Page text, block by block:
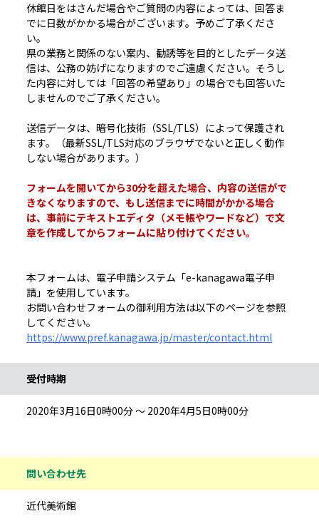
休館日をはさんだ場合やご質問の内容によっては、回答ま
でに日数がかかる場合がございます。予めご了承くださ
い。
県の業務と関係のない案内、勧誘等を目的としたデータ送
信は、公務の妨げになりますのでご遠慮ください。そうし
た内容に対しては「回答の希望あり」の場合でも回答いた
しませんのでご了承ください。
送信データは、暗号化技術（SSL/TLS）によって保護され
ます。（最新SSL/TLS対応のブラウザでないと正しく動作
しない場合があります。）
フォームを開いてから30分を超えた場合、内容の送信がで
きなくなりますので、もし送信までに時間がかかる場合
は、事前にテキストエディタ（メモ帳やワードなど）で文
章を作成してからフォームに貼り付けてください。
本フォームは、電子申請システム「e-kanagawa電子申
請」を使用しています。
お問い合わせフォームの御利用方法は以下のページを参照
してください。
https://www.pref.kanagawa.jp/master/contact.html
受付時期
2020年3月16日0時00分 ～ 2020年4月5日0時00分
問い合わせ先
近代美術館